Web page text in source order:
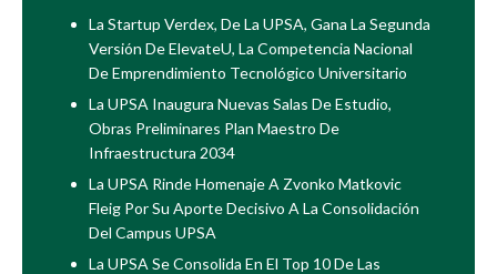
La Startup Verdex, De La UPSA, Gana La Segunda
Versión De ElevateU, La Competencia Nacional
De Emprendimiento Tecnológico Universitario
La UPSA Inaugura Nuevas Salas De Estudio,
Obras Preliminares Plan Maestro De
Infraestructura 2034
La UPSA Rinde Homenaje A Zvonko Matkovic
Fleig Por Su Aporte Decisivo A La Consolidación
Del Campus UPSA
La UPSA Se Consolida En El Top 10 De Las